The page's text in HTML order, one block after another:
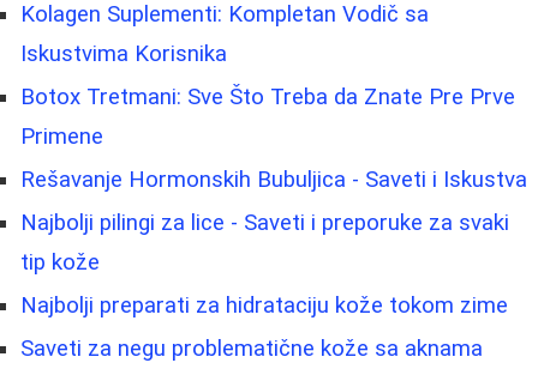
Kolagen Suplementi: Kompletan Vodič sa
Iskustvima Korisnika
Botox Tretmani: Sve Što Treba da Znate Pre Prve
Primene
Rešavanje Hormonskih Bubuljica - Saveti i Iskustva
Najbolji pilingi za lice - Saveti i preporuke za svaki
tip kože
Najbolji preparati za hidrataciju kože tokom zime
Saveti za negu problematične kože sa aknama